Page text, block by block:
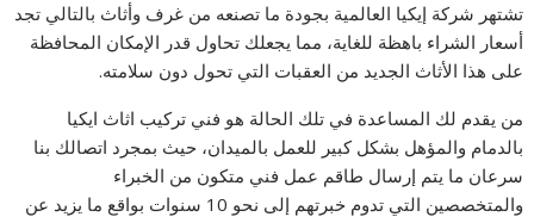
تشتهر شركة إيكيا العالمية بجودة ما تصنعه من غرف وأثاث بالتالي تجد
أسعار الشراء باهظة للغاية، مما يجعلك تحاول قدر الإمكان المحافظة
على هذا الأثاث الجديد من العقبات التي تحول دون سلامته.
من يقدم لك المساعدة في تلك الحالة هو فني تركيب اثاث ايكيا
بالدمام والمؤهل بشكل كبير للعمل بالميدان، حيث بمجرد اتصالك بنا
سرعان ما يتم إرسال طاقم عمل فني متكون من الخبراء
والمتخصصين التي تدوم خبرتهم إلى نحو 10 سنوات بواقع ما يزيد عن